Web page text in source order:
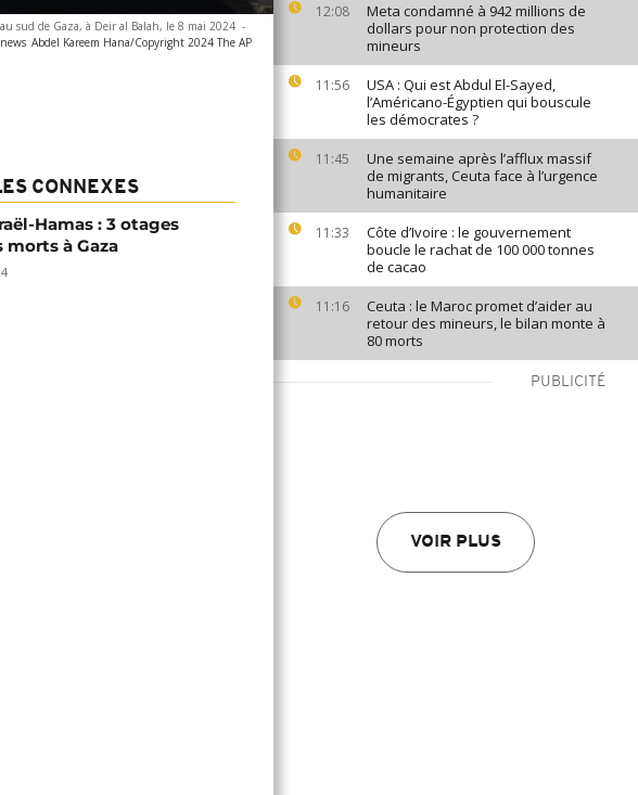
12:08
Meta condamné à 942 millions de
dollars pour non protection des
mineurs
11:56
USA : Qui est Abdul El-Sayed,
l’Américano-Égyptien qui bouscule
les démocrates ?
11:45
Une semaine après l’afflux massif
de migrants, Ceuta face à l’urgence
humanitaire
11:33
Côte d’Ivoire : le gouvernement
boucle le rachat de 100 000 tonnes
de cacao
11:16
Ceuta : le Maroc promet d’aider au
retour des mineurs, le bilan monte à
80 morts
PUBLICITÉ
VOIR PLUS
sud de Gaza, à Deir al Balah, le 8 mai 2024 -
Abdel Kareem Hana/Copyright 2024 The AP
CONNEXES
Hamas : 3 otages
morts à Gaza